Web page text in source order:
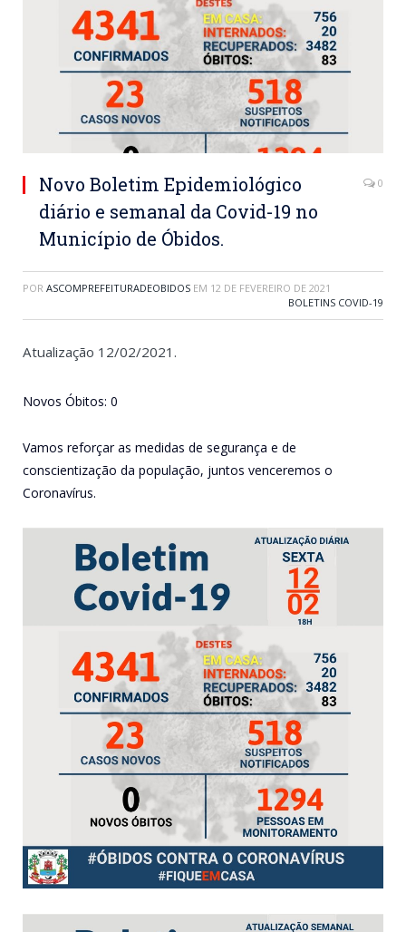
Novo Boletim Epidemiológico
diário e semanal da Covid-19 no
Município de Óbidos.
0
POR ASCOMPREFEITURADEOBIDOS EM 12 DE FEVEREIRO DE 2021
BOLETINS COVID-19
Atualização 12/02/2021.
Novos Óbitos: 0
Vamos reforçar as medidas de segurança e de
conscientização da população, juntos venceremos o
Coronavírus.